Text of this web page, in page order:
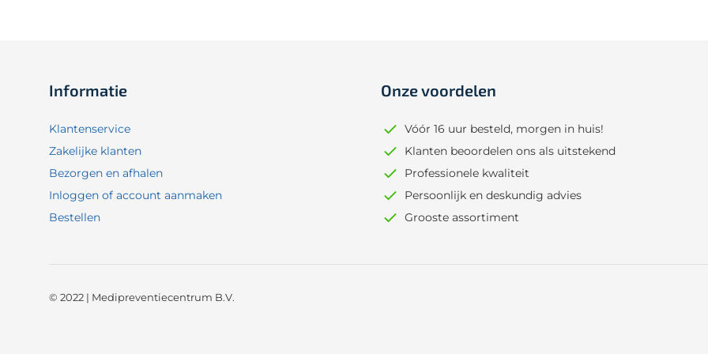
Informatie
Klantenservice
Zakelijke klanten
Bezorgen en afhalen
Inloggen of account aanmaken
Bestellen
Onze voordelen
Vóór 16 uur besteld, morgen in huis!
Klanten beoordelen ons als uitstekend
Professionele kwaliteit
Persoonlijk en deskundig advies
Grooste assortiment
© 2022 | Medipreventiecentrum B.V.